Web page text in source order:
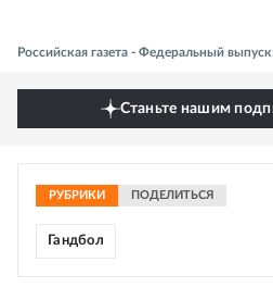
Российская газета - Федеральный
Станьте нашим
РУБРИКИ ПОДЕЛИТЬСЯ
Гандбол